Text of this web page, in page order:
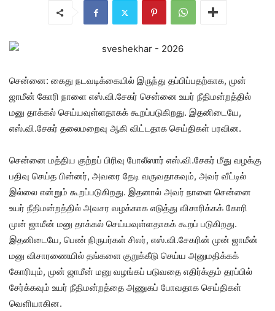
சென்னை: கைது நடவடிக்கையில் இருந்து தப்பிப்பதற்காக, முன்
ஜாமீன் கோரி நாளை எஸ்.வி.சேகர் சென்னை உயர் நீதிமன்றத்தில்
மனு தாக்கல் செய்யவுள்ளதாகக் கூறப்படுகிறது. இதனிடையே,
எஸ்.வி.சேகர் தலைமறைவு ஆகி விட்டதாக செய்திகள் பரவின.
சென்னை மத்திய குற்றப் பிரிவு போலீஸார் எஸ்.வி.சேகர் மீது வழக்கு
பதிவு செய்த பின்னர், அவரை தேடி வருவதாகவும், அவர் வீட்டில்
இல்லை என்றும் கூறப்படுகிறது. இதனால் அவர் நாளை சென்னை
உயர் நீதிமன்றத்தில் அவசர வழக்காக எடுத்து விசாரிக்கக் கோரி
முன் ஜாமீன் மனு தாக்கல் செய்யவுள்ளதாகக் கூறப் படுகிறது.
இதனிடையே, பெண் நிருபர்கள் சிலர், எஸ்.வி.சேகரின் முன் ஜாமீன்
மனு விசாரணையில் தங்களை குறுக்கீடு செய்ய அனுமதிக்கக்
கோரியும், முன் ஜாமீன் மனு வழங்கப் படுவதை எதிர்க்கும் தரப்பில்
சேர்க்கவும் உயர் நீதிமன்றத்தை அணுகப் போவதாக செய்திகள்
வெளியாகின.